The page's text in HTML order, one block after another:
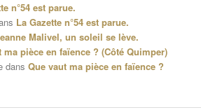
n°54 est parue.
La Gazette n°54 est parue.
Malivel, un soleil se lève.
ma pièce en faïence ? (Côté Quimper)
dansQue vaut ma pièce en faïence ?